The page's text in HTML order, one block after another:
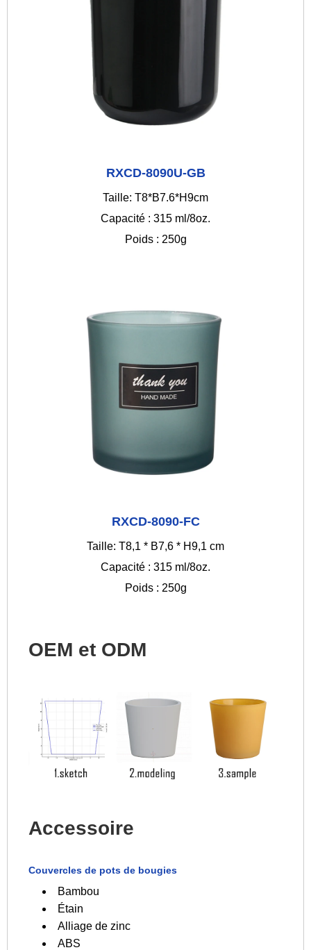
RXCD-8090U-GB
Taille: T8*B7.6*H9cm
Capacité : 315 ml/8oz.
Poids : 250g
RXCD-8090-FC
Taille: T8,1 * B7,6 * H9,1 cm
Capacité : 315 ml/8oz.
Poids : 250g
OEM et ODM
Accessoire
Couvercles de pots de bougies
Bambou
Étain
Alliage de zinc
ABS